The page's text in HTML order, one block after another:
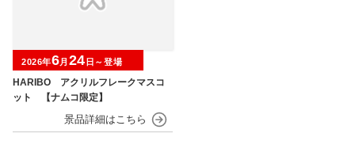
HARIBO アクリルフレークマスコ
ット 【ナムコ限定】
2026年6月 24 日～登場